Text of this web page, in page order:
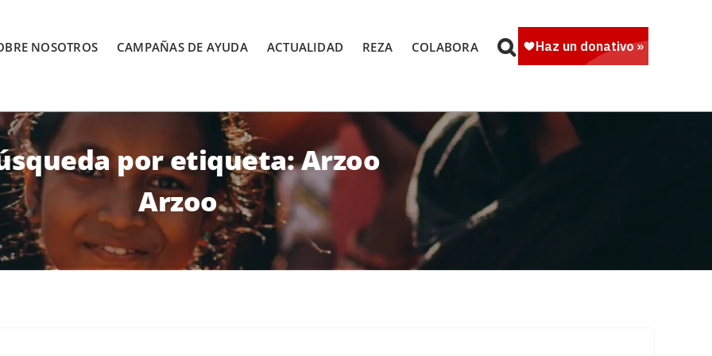
NOSOTROS CAMPAÑAS DE AYUDA ACTUALIDAD REZA COLABORA
por etiqueta: Arzoo
Arzoo